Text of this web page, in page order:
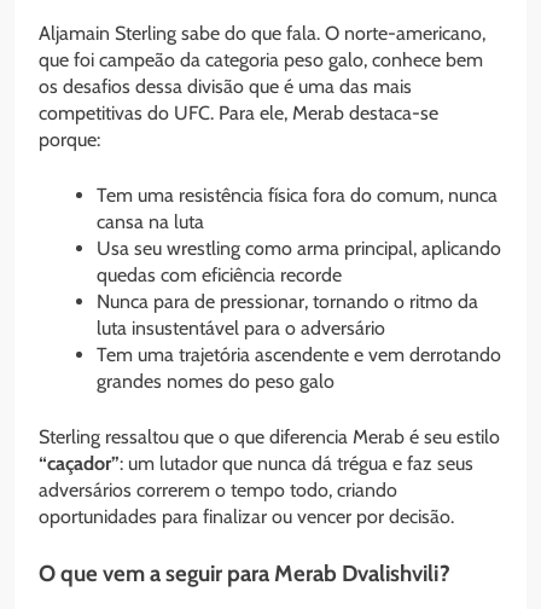
Aljamain Sterling sabe do que fala. O norte-americano,
que foi campeão da categoria peso galo, conhece bem
os desafios dessa divisão que é uma das mais
competitivas do UFC. Para ele, Merab destaca-se
porque:
Tem uma resistência física fora do comum, nunca
cansa na luta
Usa seu wrestling como arma principal, aplicando
quedas com eficiência recorde
Nunca para de pressionar, tornando o ritmo da
luta insustentável para o adversário
Tem uma trajetória ascendente e vem derrotando
grandes nomes do peso galo
Sterling ressaltou que o que diferencia Merab é seu estilo
“caçador”: um lutador que nunca dá trégua e faz seus
adversários correrem o tempo todo, criando
oportunidades para finalizar ou vencer por decisão.
O que vem a seguir para Merab Dvalishvili?